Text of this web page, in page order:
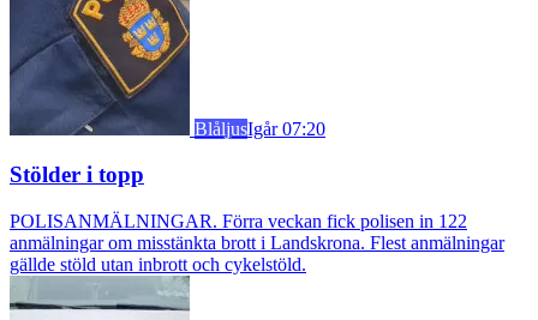
BlåljusIgår 07:20
Stölder i topp
POLISANMÄLNINGAR. Förra veckan fick polisen in 122
anmälningar om misstänkta brott i Landskrona. Flest anmälningar
gällde stöld utan inbrott och cykelstöld.